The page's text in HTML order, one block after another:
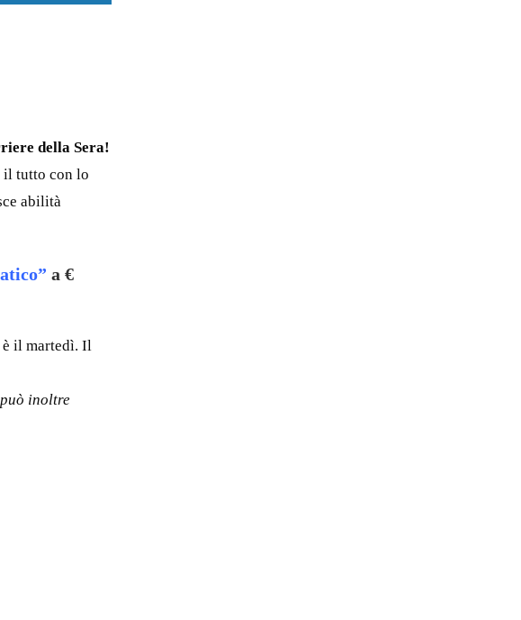
della Sera!
il tutto con lo
abilità
a €
è il martedì. Il
inoltre